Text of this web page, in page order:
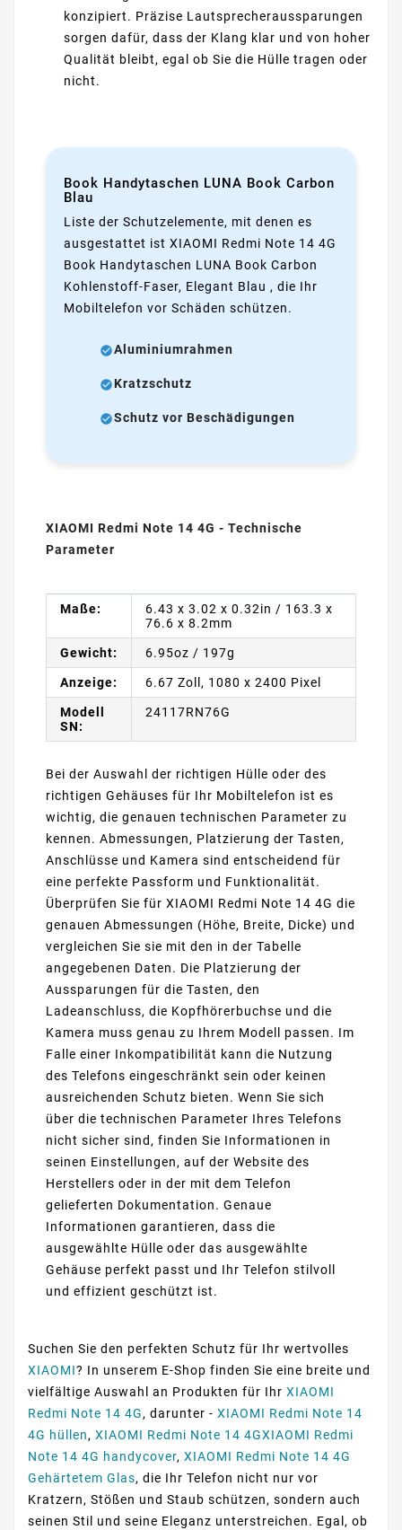
konzipiert. Präzise Lautsprecheraussparungen
sorgen dafür, dass der Klang klar und von hoher
Qualität bleibt, egal ob Sie die Hülle tragen oder
nicht.
Book Handytaschen LUNA Book Carbon
Blau
Liste der Schutzelemente, mit denen es
ausgestattet ist XIAOMI Redmi Note 14 4G
Book Handytaschen LUNA Book Carbon
Kohlenstoff-Faser, Elegant Blau , die Ihr
Mobiltelefon vor Schäden schützen.
Aluminiumrahmen
Kratzschutz
Schutz vor Beschädigungen
XIAOMI Redmi Note 14 4G - Technische
Parameter
Maße:
6.43 x 3.02 x 0.32in / 163.3 x
76.6 x 8.2mm
Gewicht: 6.95oz / 197g
Anzeige: 6.67 Zoll, 1080 x 2400 Pixel
Modell
SN:
24117RN76G
Bei der Auswahl der richtigen Hülle oder des
richtigen Gehäuses für Ihr Mobiltelefon ist es
wichtig, die genauen technischen Parameter zu
kennen. Abmessungen, Platzierung der Tasten,
Anschlüsse und Kamera sind entscheidend für
eine perfekte Passform und Funktionalität.
Überprüfen Sie für XIAOMI Redmi Note 14 4G die
genauen Abmessungen (Höhe, Breite, Dicke) und
vergleichen Sie sie mit den in der Tabelle
angegebenen Daten. Die Platzierung der
Aussparungen für die Tasten, den
Ladeanschluss, die Kopfhörerbuchse und die
Kamera muss genau zu Ihrem Modell passen. Im
Falle einer Inkompatibilität kann die Nutzung
des Telefons eingeschränkt sein oder keinen
ausreichenden Schutz bieten. Wenn Sie sich
über die technischen Parameter Ihres Telefons
nicht sicher sind, finden Sie Informationen in
seinen Einstellungen, auf der Website des
Herstellers oder in der mit dem Telefon
gelieferten Dokumentation. Genaue
Informationen garantieren, dass die
ausgewählte Hülle oder das ausgewählte
Gehäuse perfekt passt und Ihr Telefon stilvoll
und effizient geschützt ist.
Suchen Sie den perfekten Schutz für Ihr wertvolles
XIAOMI? In unserem E-Shop finden Sie eine breite und
vielfältige Auswahl an Produkten für Ihr XIAOMI
Redmi Note 14 4G, darunter - XIAOMI Redmi Note 14
4G hüllen, XIAOMI Redmi Note 14 4GXIAOMI Redmi
Note 14 4G handycover, XIAOMI Redmi Note 14 4G
Gehärtetem Glas, die Ihr Telefon nicht nur vor
Kratzern, Stößen und Staub schützen, sondern auch
seinen Stil und seine Eleganz unterstreichen. Egal, ob